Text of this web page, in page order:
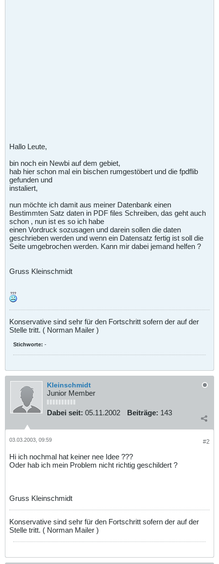
Hallo Leute,
bin noch ein Newbi auf dem gebiet,
hab hier schon mal ein bischen rumgestöbert und die fpdflib
gefunden und
instaliert,
nun möchte ich damit aus meiner Datenbank einen
Bestimmten Satz daten in PDF files Schreiben, das geht auch
schon , nun ist es so ich habe
einen Vordruck sozusagen und darein sollen die daten
geschrieben werden und wenn ein Datensatz fertig ist soll die
Seite umgebrochen werden. Kann mir dabei jemand helfen ?
Gruss Kleinschmidt
Konservative sind sehr für den Fortschritt sofern der auf der
Stelle tritt. ( Norman Mailer )
Stichworte: -
Kleinschmidt
Junior Member
Dabei seit: 05.11.2002 Beiträge: 143
#2
03.03.2003, 09:59
Hi ich nochmal hat keiner nee Idee ???
Oder hab ich mein Problem nicht richtig geschildert ?
Gruss Kleinschmidt
Konservative sind sehr für den Fortschritt sofern der auf der
Stelle tritt. ( Norman Mailer )